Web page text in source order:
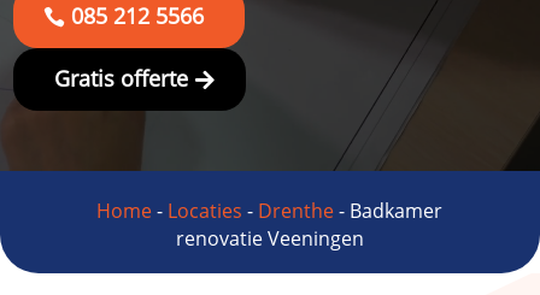
085 212 5566
Gratis offerte
Home- Locaties - Drenthe- Badkamer
renovatie Veeningen